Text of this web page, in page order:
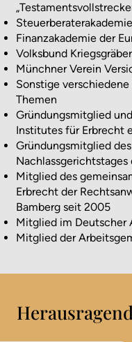
Finanzakademie der
Volksbund
Münchner Verein
Sonstige
Themen
Gründungsmitglied
Institutes für Erbrecht
Gründungsmitglied
Nachlassgerichtstages
Mitglied des
Erbrecht der
Bamberg seit 2005
Mitglied im Deutscher
Mitglied der